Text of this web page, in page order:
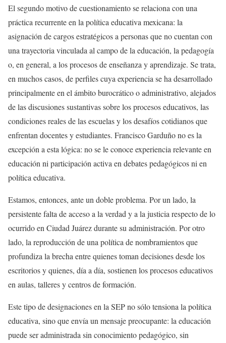
El segundo motivo de cuestionamiento se relaciona con una
práctica recurrente en la política educativa mexicana: la
asignación de cargos estratégicos a personas que no cuentan con
una trayectoria vinculada al campo de la educación, la pedagogía
o, en general, a los procesos de enseñanza y aprendizaje. Se trata,
en muchos casos, de perfiles cuya experiencia se ha desarrollado
principalmente en el ámbito burocrático o administrativo, alejados
de las discusiones sustantivas sobre los procesos educativos, las
condiciones reales de las escuelas y los desafíos cotidianos que
enfrentan docentes y estudiantes. Francisco Garduño no es la
excepción a esta lógica: no se le conoce experiencia relevante en
educación ni participación activa en debates pedagógicos ni en
política educativa.
Estamos, entonces, ante un doble problema. Por un lado, la
persistente falta de acceso a la verdad y a la justicia respecto de lo
ocurrido en Ciudad Juárez durante su administración. Por otro
lado, la reproducción de una política de nombramientos que
profundiza la brecha entre quienes toman decisiones desde los
escritorios y quienes, día a día, sostienen los procesos educativos
en aulas, talleres y centros de formación.
Este tipo de designaciones en la SEP no sólo tensiona la política
educativa, sino que envía un mensaje preocupante: la educación
puede ser administrada sin conocimiento pedagógico, sin